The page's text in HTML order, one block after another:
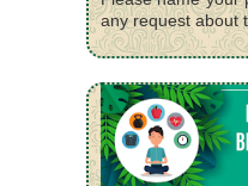
any request about